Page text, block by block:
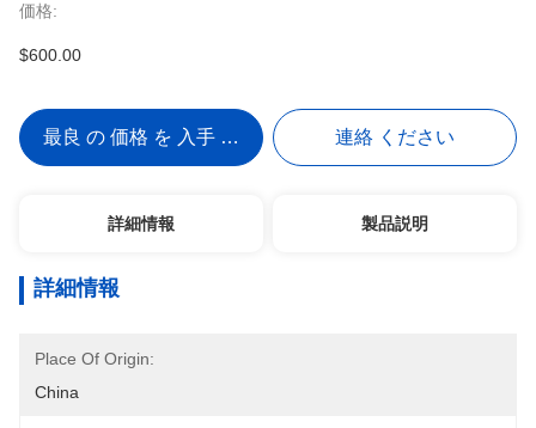
価格:
$600.00
最良 の 価格 を 入手 する 連絡 ください
詳細情報 製品説明
詳細情報
Place Of Origin:
China